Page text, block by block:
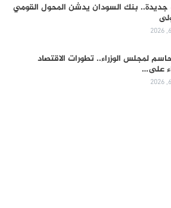
جديدة.. بنك السودان يدشن المحول القومي
لمجلس الوزراء.. تطورات الاقتصاد
على…